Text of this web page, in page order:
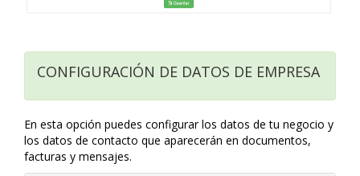
CONFIGURACIÓN DE DATOS DE EMPRESA
En esta opción puedes configurar los datos de tu negocio y
los datos de contacto que aparecerán en documentos,
facturas y mensajes.